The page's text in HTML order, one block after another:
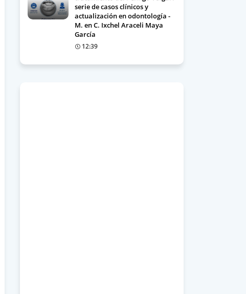
serie de casos clínicos y
actualización en odontología -
M. en C. Ixchel Araceli Maya
García
12:39